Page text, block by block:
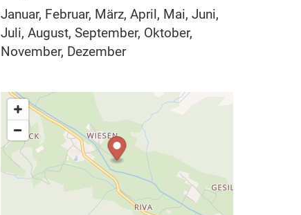
Januar, Februar, März, April, Mai, Juni,
Juli, August, September, Oktober,
November, Dezember